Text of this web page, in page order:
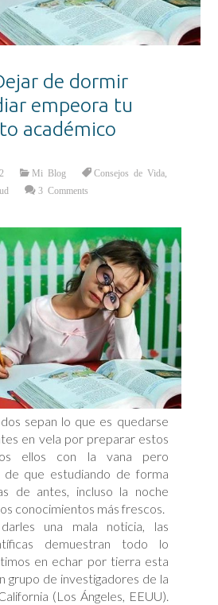
de dormir
empeora tu
académico
Mi Blog Consejos de Vida
3 Comments
sepan lo que es quedarse
en vela por preparar estos
ellos con la vana pero
de que estudiando de forma
de antes, incluso la noche
conocimientos más frescos.
una mala noticia, las
demuestran todo lo
en echar por tierra esta
grupo de investigadores de la
(Los Ángeles, EEUU).